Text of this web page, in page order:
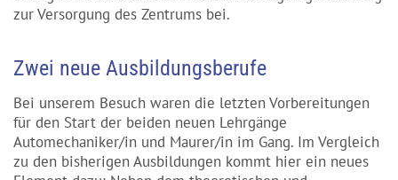
zur Versorgung des Zentrums bei.
Zwei neue Ausbildungsberufe
Bei unserem Besuch waren die letzten Vorbereitungen
für den Start der beiden neuen Lehrgänge
Automechaniker/in und Maurer/in im Gang. Im Vergleich
zu den bisherigen Ausbildungen kommt hier ein neues